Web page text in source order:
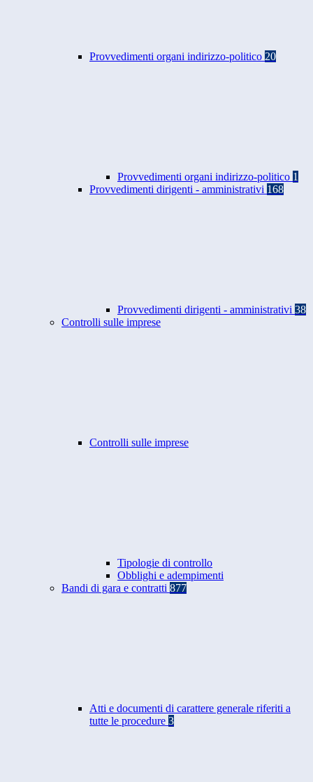
Provvedimenti organi indirizzo-politico 20
Provvedimenti organi indirizzo-politico 1
Provvedimenti dirigenti - amministrativi 168
Provvedimenti dirigenti - amministrativi 38
Controlli sulle imprese
Controlli sulle imprese
Tipologie di controllo
Obblighi e adempimenti
Bandi di gara e contratti 877
Atti e documenti di carattere generale riferiti a
tutte le procedure 3